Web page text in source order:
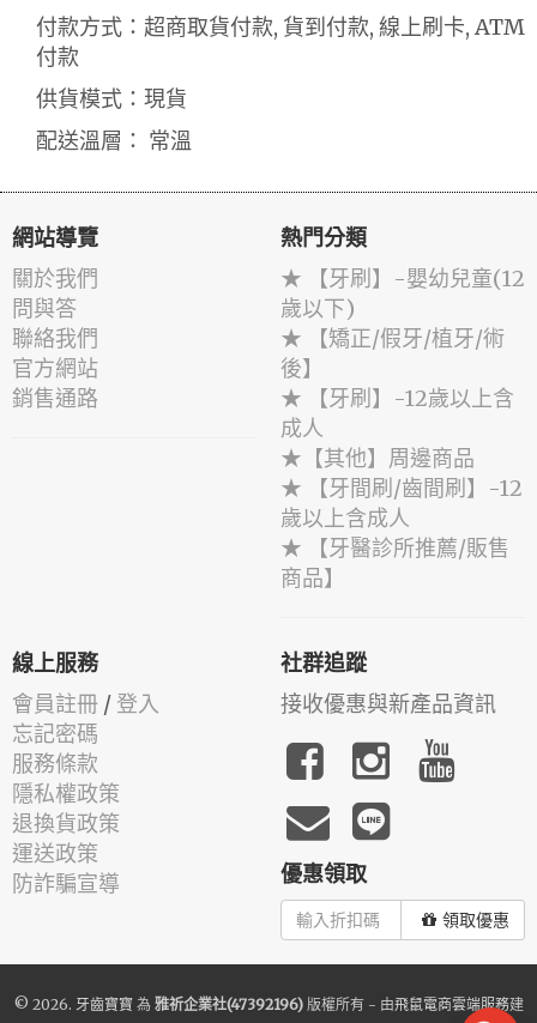
付款方式：超商取貨付款, 貨到付款, 線上刷卡, ATM
付款
供貨模式：現貨
配送溫層： 常溫
網站導覽
關於我們
問與答
聯絡我們
官方網站
銷售通路
熱門分類
★ 【牙刷】-嬰幼兒童(12
歲以下)
★ 【矯正/假牙/植牙/術
後】
★ 【牙刷】-12歲以上含
成人
★【其他】周邊商品
★ 【牙間刷/齒間刷】-12
歲以上含成人
★ 【牙醫診所推薦/販售
商品】
線上服務
會員註冊 / 登入
忘記密碼
服務條款
隱私權政策
退換貨政策
運送政策
防詐騙宣導
社群追蹤
接收優惠與新產品資訊
優惠領取
領取優惠
© 2026. 牙齒寶寶 為 雅祈企業社(47392196)版權所有 - 由飛鼠電商雲端服務建